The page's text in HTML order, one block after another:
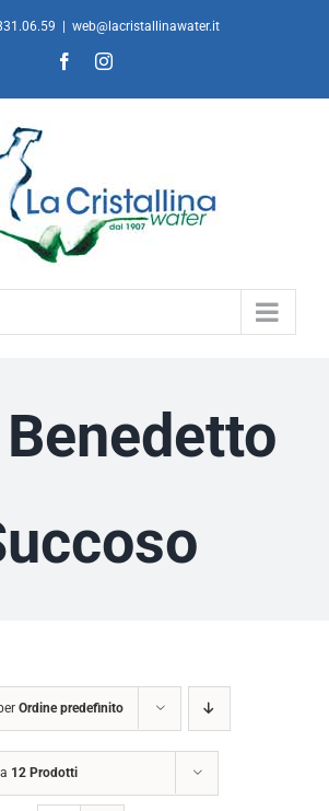
web@lacristallinawater.it
FacebookInstagram
Ordine predefinito
12 Prodotti